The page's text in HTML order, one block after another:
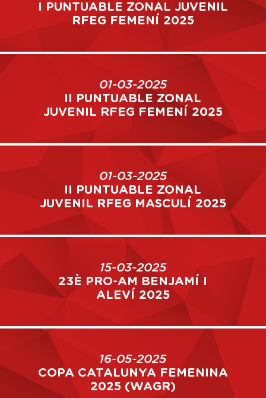
I PUNTUABLE ZONAL JUVENIL
RFEG FEMENÍ 2025
01-03-2025
II PUNTUABLE ZONAL
JUVENIL RFEG FEMENÍ 2025
01-03-2025
II PUNTUABLE ZONAL
JUVENIL RFEG MASCULÍ 2025
15-03-2025
23È PRO-AM BENJAMÍ I
ALEVÍ 2025
16-05-2025
COPA CATALUNYA FEMENINA
2025 (WAGR)